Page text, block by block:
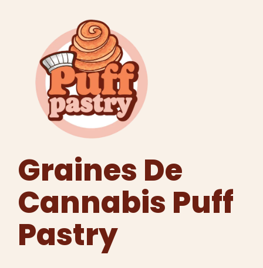
Boutique
Français
Recherche
Graines De
Cannabis Puff
Pastry